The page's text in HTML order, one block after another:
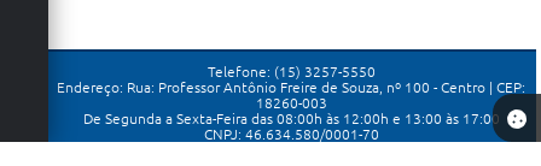
Telefone: (15) 3257-5550
Endereço: Rua: Professor Antônio Freire de Souza, nº 100 - Centro | CEP:
18260-003
De Segunda a Sexta-Feira das 08:00h às 12:00h e 13:00 às 17:00
CNPJ: 46.634.580/0001-70